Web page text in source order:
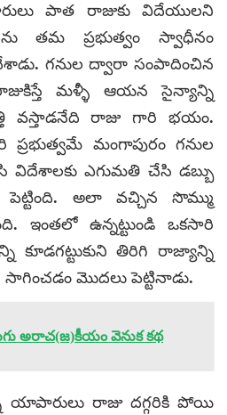
పాత రాజుకు విదేయులని
తమ ప్రభుత్వం స్వాధీనం
గనుల ద్వారా సంపాదించిన
మళ్ళీ ఆయన సైన్యాన్ని
వస్తాడనేది రాజు గారి భయం.
మంగాపురం గనుల
విదేశాలకు ఎగుమతి చేసి డబ్బు
అలా వచ్చిన సొమ్ము
ఇంతలో ఉన్నట్టుండి ఒకసారి
తిరిగి రాజ్యాన్ని
సాగించడం మొదలు పెట్టినాడు.
అరాచ(జ)కీయం వెనుక కథ
యాపారులు రాజు దగ్గరికి పోయి